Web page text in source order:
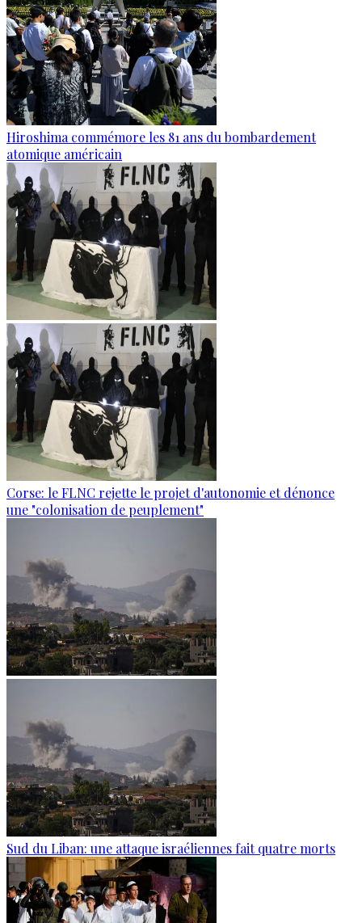
Hiroshima commémore les 81 ans du bombardement
atomique américain
Corse: le FLNC rejette le projet d'autonomie et dénonce
une "colonisation de peuplement"
Sud du Liban: une attaque israéliennes fait quatre morts